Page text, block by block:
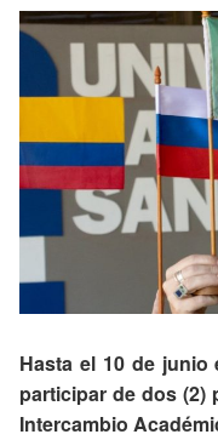
Hasta el 10 de
participar de dos (2)
Intercambio